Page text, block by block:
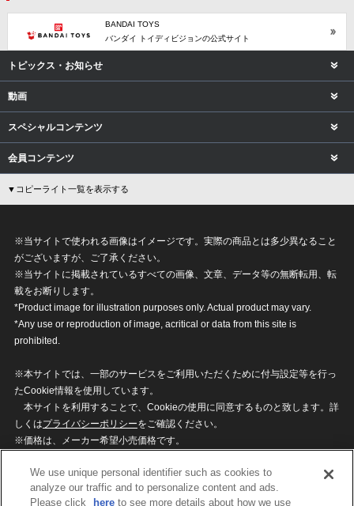
BANDAI TOYS
バンダイ トイディビジョンの公式サイト
トピックス・お知らせ
動画
スペシャルコンテンツ
会員コンテンツ
▼コピーライト一覧を表示する
※当サイトで使われる画像はイメージです。実際の商品とは多少異なること
がございますが、ご了承ください。
※当サイトに掲載されているすべての画像、文章、データ等の無断転用、転
載をお断りします。
*Product image for illustration purposes only. Actual product may vary.
*Any use or reproduction of image, acritical or data from this site is
prohibited.
※本サイトでは、一部のサービスをご利用いただくために付与設定等を行っ
たCookie情報を使用しています。
本サイトを利用することで、Cookieの使用に同意するものと致します。詳
しくはプライバシーポリシーをご確認ください。
※価格は、メーカー希望小売価格です。
ざいますのでご了承ください。
We use unique personal identifier such as cookies to
analyze our traffic and to personalize content and ads.
Please click
here to see more details about how we use